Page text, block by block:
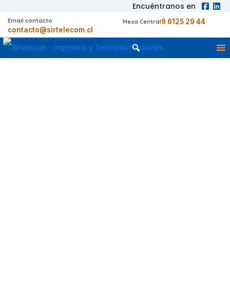
Encuéntranos en
Mesa Central9 6125 29 44
Email contacto
contacto@sirtelecom.cl